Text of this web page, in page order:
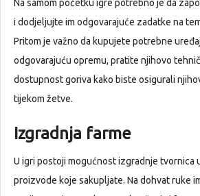
Na samom početku igre potrebno je da
i dodjeljujte im odgovarajuće zadatke na
Pritom je važno da kupujete potrebne
odgovarajuću opremu, pratite njihovo
dostupnost goriva kako biste osigurali
tijekom žetve.
Izgradnja farme
U igri postoji mogućnost izgradnje tvornica
proizvode koje sakupljate. Na dohvat ruke